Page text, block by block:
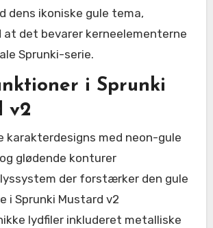
dens ikoniske gule tema,
at det bevarer kerneelementerne
Sprunki-serie.
i Sprunki
v2
karakterdesigns med neon-gule
glødende konturer
lyssystem der forstærker den gule
i Sprunki Mustard v2
lydfiler inkluderet metalliske